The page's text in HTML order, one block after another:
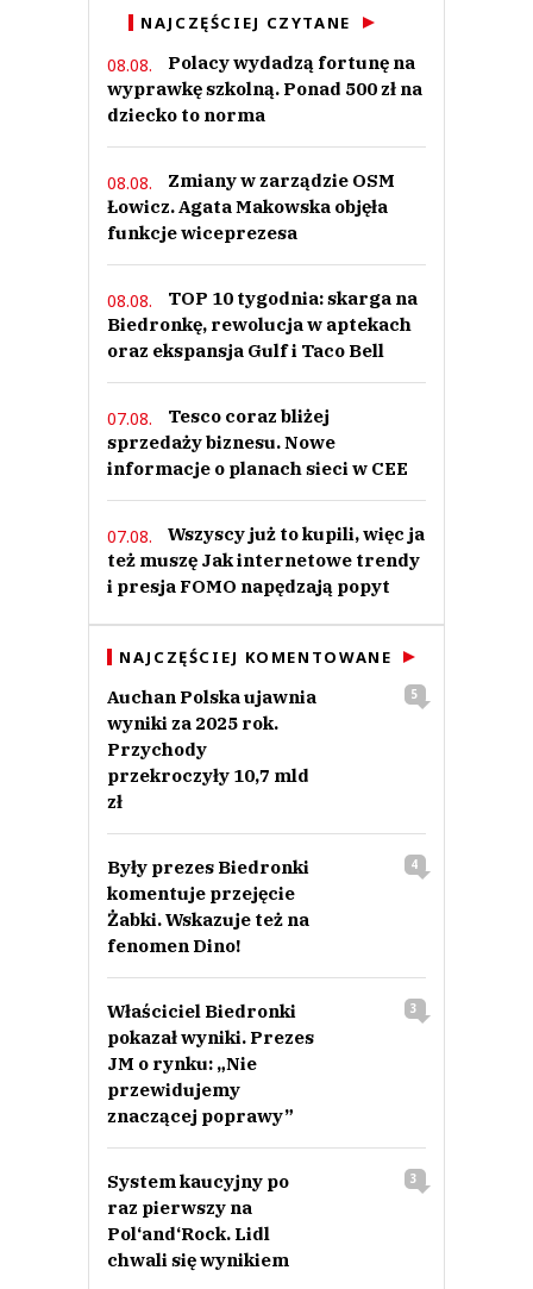
NAJCZĘŚCIEJ CZYTANE
08.08.
Polacy wydadzą fortunę na
wyprawkę szkolną. Ponad 500 zł na
dziecko to norma
08.08.
Zmiany w zarządzie OSM
Łowicz. Agata Makowska objęła
funkcje wiceprezesa
08.08.
TOP 10 tygodnia: skarga na
Biedronkę, rewolucja w aptekach
oraz ekspansja Gulf i Taco Bell
07.08.
Tesco coraz bliżej
sprzedaży biznesu. Nowe
informacje o planach sieci w CEE
07.08.
Wszyscy już to kupili, więc ja
też muszę Jak internetowe trendy
i presja FOMO napędzają popyt
NAJCZĘŚCIEJ KOMENTOWANE
Auchan Polska ujawnia
wyniki za 2025 rok.
Przychody
przekroczyły 10,7 mld
zł
5
Były prezes Biedronki
komentuje przejęcie
Żabki. Wskazuje też na
fenomen Dino!
4
Właściciel Biedronki
pokazał wyniki. Prezes
JM o rynku: „Nie
przewidujemy
znaczącej poprawy”
3
System kaucyjny po
raz pierwszy na
Pol‘and‘Rock. Lidl
chwali się wynikiem
3